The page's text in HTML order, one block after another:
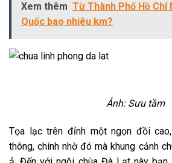
Xem thêm Từ Thành Phố Hồ Chí
Quốc bao nhiêu km?
Ảnh: Sưu tầm
Tọa lạc trên đỉnh một ngọn đồi
thông, chính nhờ đó mà khung cảnh